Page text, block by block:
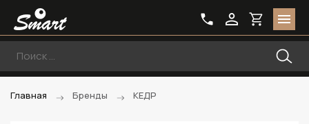
Главная Бренды КЕДР